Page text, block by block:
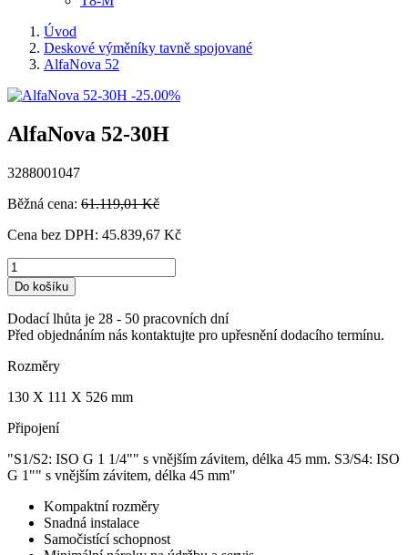
Úvod
Deskové výměníky tavně spojované
AlfaNova 52
-25.00%
AlfaNova 52-30H
3288001047
Běžná cena: 61.119,01 Kč
Cena bez DPH: 45.839,67 Kč
Do košíku
Dodací lhůta je 28 - 50 pracovních dní
Před objednáním nás kontaktujte pro upřesnění dodacího termínu.
Rozměry
130 X 111 X 526 mm
Připojení
"S1/S2: ISO G 1 1/4"" s vnějším závitem, délka 45 mm. S3/S4: ISO
G 1"" s vnějším závitem, délka 45 mm"
Kompaktní rozměry
Snadná instalace
Samočistící schopnost